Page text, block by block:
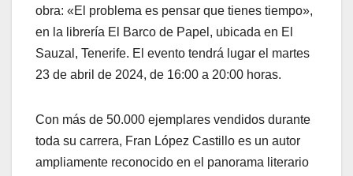
obra: «El problema es pensar que tienes tiempo»,
en la librería El Barco de Papel, ubicada en El
Sauzal, Tenerife. El evento tendrá lugar el martes
23 de abril de 2024, de 16:00 a 20:00 horas.
Con más de 50.000 ejemplares vendidos durante
toda su carrera, Fran López Castillo es un autor
ampliamente reconocido en el panorama literario